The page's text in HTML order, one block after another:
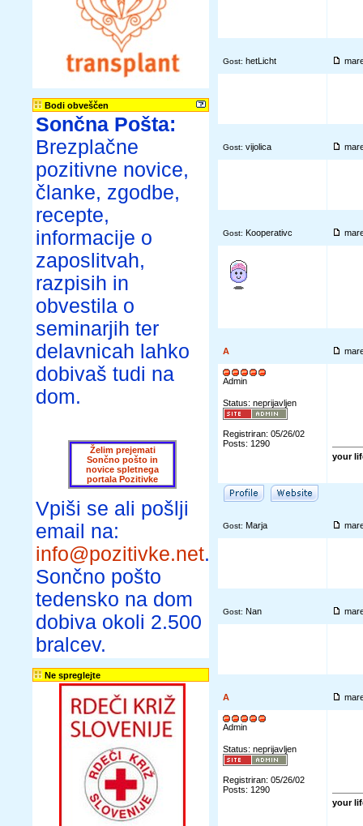
Bodi obveščen
Sončna Pošta:
Brezplačne
pozitivne novice,
članke, zgodbe,
recepte,
informacije o
zaposlitvah,
razpisih in
obvestila o
seminarjih ter
delavnicah lahko
dobivaš tudi na
dom.
Želim prejemati
Sončno pošto in
novice spletnega
portala Pozitivke
Vpiši se ali pošlji
email na:
info@pozitivke.net.
Sončno pošto
tedensko na dom
dobiva okoli 2.500
bralcev.
Ne spreglejte
Gost: hetLicht
Gost: vijolica
Gost: Kooperativc
A
Admin
Status: neprijavljen
Registriran: 05/26/02
Posts: 1290
your
Gost: Marja
Gost: Nan
A
Admin
Status: neprijavljen
Registriran: 05/26/02
Posts: 1290
your